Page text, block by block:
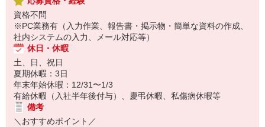
資格不問
※PC業務有（入力作業、報告書・掲示物・簡単な資料の作成、
社内システムの入力、メール対応等）
休日・休暇
土、日、祝日
夏期休暇：3日
年末年始休暇：12/31〜1/3
有給休暇（入社半年後付与）、慶弔休暇、私傷病休暇等
備考
＼おすすめポイント／